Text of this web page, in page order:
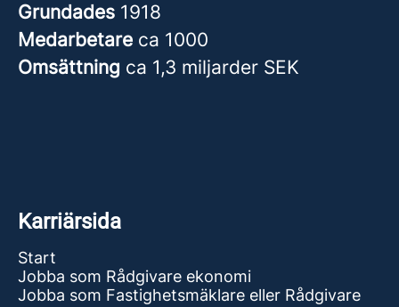
Grundades 1918
Medarbetare ca 1000
Omsättning ca 1,3 miljarder SEK
Karriärsida
Start
Jobba som Rådgivare ekonomi
Jobba som Fastighetsmäklare eller Rådgivare